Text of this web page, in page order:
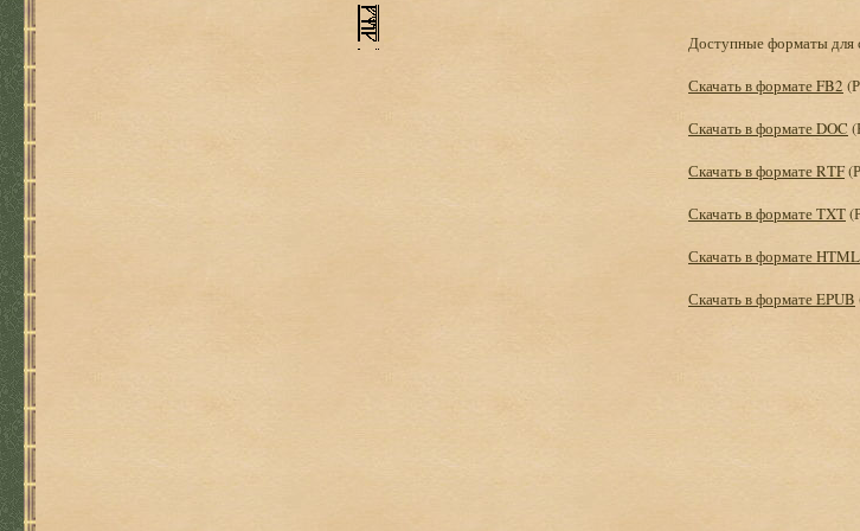
Доступные форматы для
Скачать в формате FB2
Скачать в формате DOC
Скачать в формате RTF
Скачать в формате TXT
Скачать в формате HTML
Скачать в формате EPUB